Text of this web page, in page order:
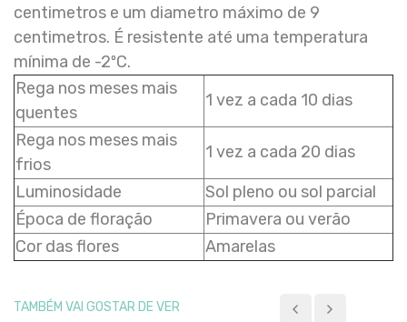
centimetros e um diametro máximo de 9
centimetros. É resistente até uma temperatura
mínima de -2ºC.
Rega nos meses mais
quentes
1 vez a cada 10 dias
Rega nos meses mais
frios
1 vez a cada 20 dias
Luminosidade
Sol pleno ou sol parcial
Época de floração
Primavera ou verão
Cor das flores
Amarelas
TAMBÉM VAI GOSTAR DE VER